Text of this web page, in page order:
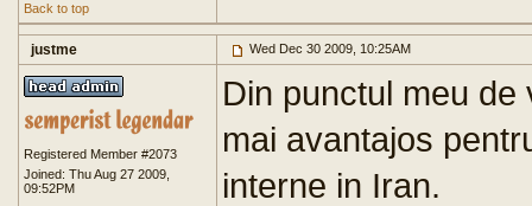
Back to top
justme Wed Dec 30 2009, 10:25AM
Registered Member #2073
Joined: Thu Aug 27 2009,
09:52PM
Din punctul meu
mai avantajos
interne in Iran.